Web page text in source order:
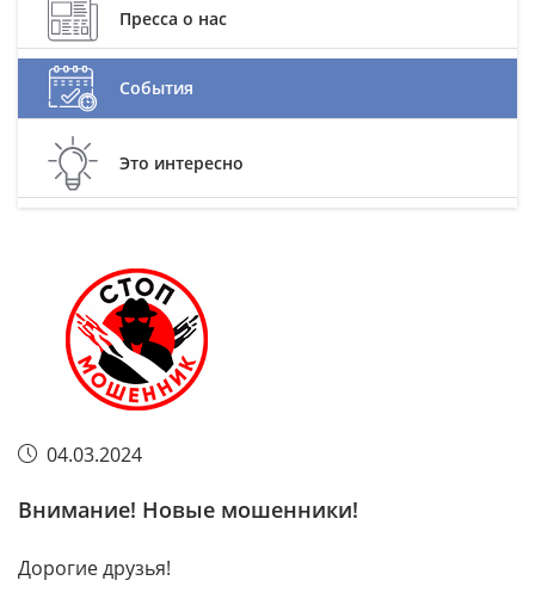
Пресса о нас
События
Это интересно
04.03.2024
Внимание! Новые мошенники!
Дорогие друзья!